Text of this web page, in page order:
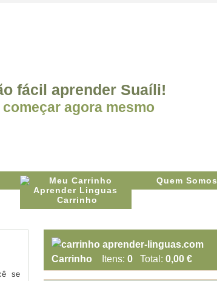
fácil aprender Suaíli!
agora mesmo
Carrinho
Quem Somos
se
Carrinho Itens: 0Total: 0,00 €